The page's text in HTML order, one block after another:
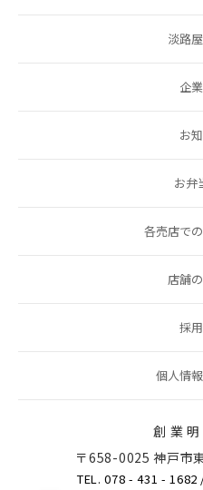
淡路
企
お
お弁
各売店で
店舗
採
個人情
創 業
〒658-0025 神戸市
TEL. 078 - 431 - 1682